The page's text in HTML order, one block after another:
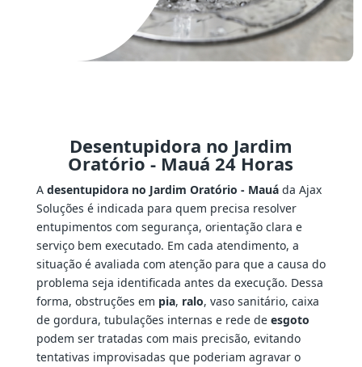
Desentupidora no Jardim
Oratório - Mauá 24 Horas
A desentupidora no Jardim Oratório - Mauáda Ajax
Soluções é indicada para quem precisa resolver
entupimentos com segurança, orientação clara e
serviço bem executado. Em cada atendimento, a
situação é avaliada com atenção para que a causa do
problema seja identificada antes da execução. Dessa
forma, obstruções em pia, ralo, vaso sanitário, caixa
de gordura, tubulações internas e rede de esgoto
podem ser tratadas com mais precisão, evitando
tentativas improvisadas que poderiam agravar o